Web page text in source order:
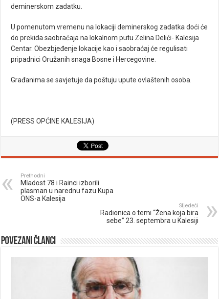
deminerskom zadatku.
U pomenutom vremenu na lokaciji deminerskog zadatka doći će
do prekida saobraćaja na lokalnom putu Zelina Delići- Kalesija
Centar. Obezbjeđenje lokacije kao i saobraćaj će regulisati
pripadnici Oružanih snaga Bosne i Hercegovine.
Građanima se savjetuje da poštuju upute ovlaštenih osoba.
(PRESS OPĆINE KALESIJA)
Prethodni
Mladost 78 i Rainci izborili
plasman u narednu fazu Kupa
ONS-a Kalesija
Sljedeći
Radionica o temi “Žena koja bira
sebe” 23. septembra u Kalesiji
Povezani članci